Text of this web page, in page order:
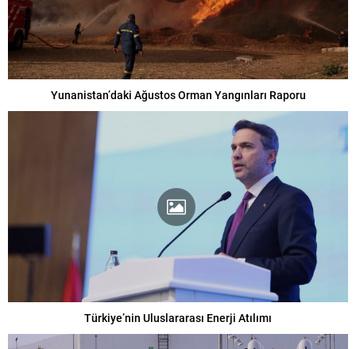
Yunanistan’daki Ağustos Orman Yangınları Raporu
Türkiye’nin Uluslararası Enerji Atılımı